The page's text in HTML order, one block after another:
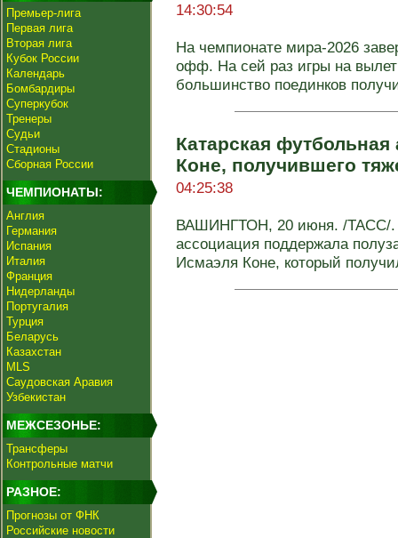
Премьер-лига
Первая лига
Вторая лига
Кубок России
Календарь
Бомбардиры
Суперкубок
Тренеры
Судьи
Стадионы
Сборная России
ЧЕМПИОНАТЫ:
Англия
Германия
Испания
Италия
Франция
Нидерланды
Португалия
Турция
Беларусь
Казахстан
MLS
Саудовская Аравия
Узбекистан
МЕЖСЕЗОНЬЕ:
Трансферы
Контрольные матчи
РАЗНОЕ:
Прогнозы от ФНК
Российские новости
14:30:54
На чемпионате мира-2026
офф. На сей раз игры на
большинство поединков
Катарская
Коне, получившего
04:25:38
ВАШИНГТОН, 20 июня. /ТАСС/.
ассоциация поддержала
Исмаэля Коне, который